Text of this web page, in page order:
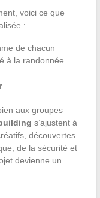
voici ce que
:
de chacun
à la randonnée
aux groupes
s’ajustent à
découvertes
de la sécurité et
devienne un